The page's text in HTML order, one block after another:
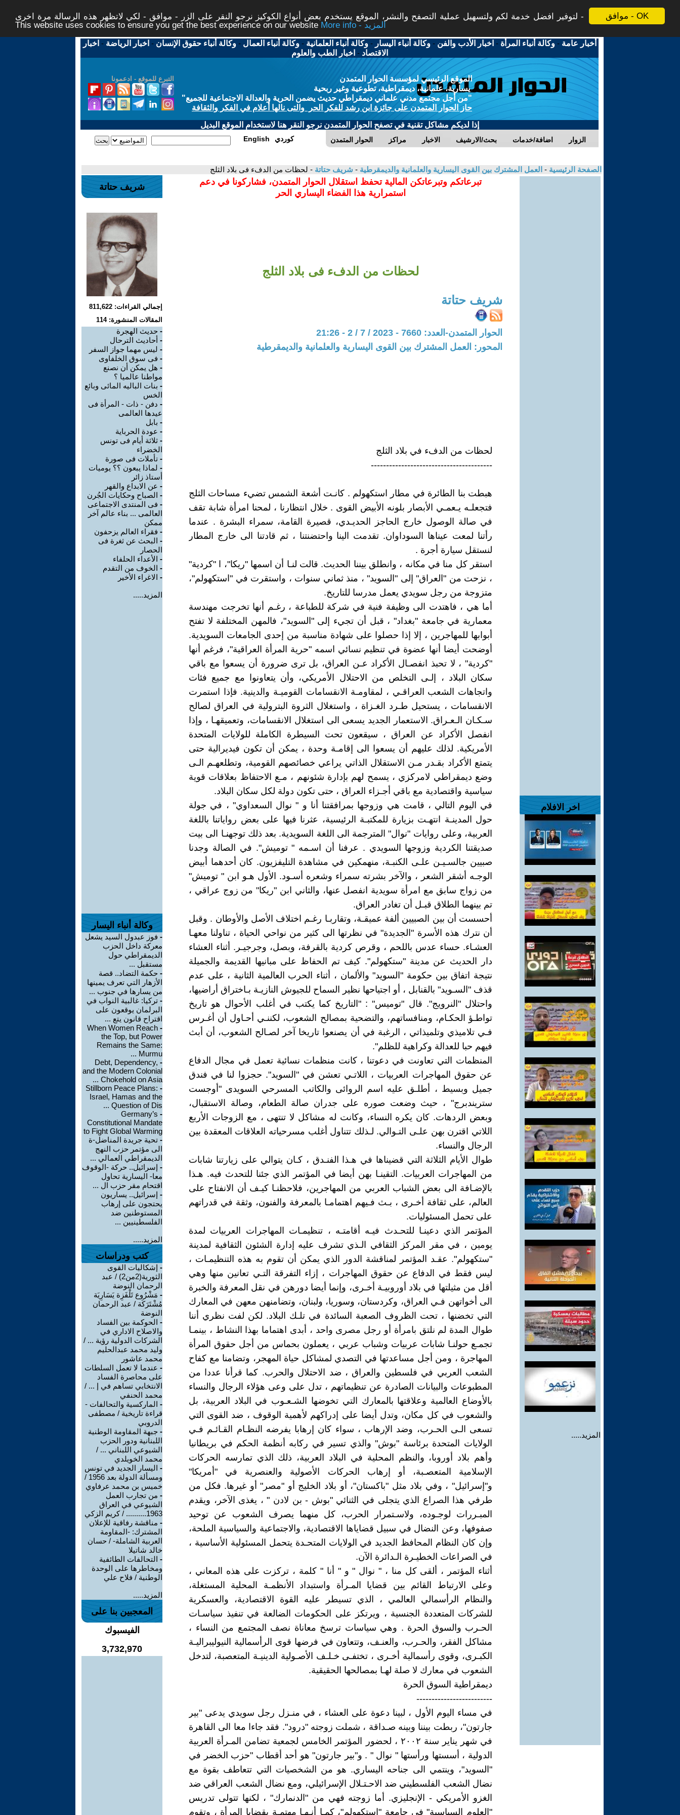
موافق - OK
لتوفير افضل خدمة لكم ولتسهيل عملية التصفح والنشر، الموقع يستخدم بعض أنواع الكوكيز نرجو النقر على الزر - موافق - لكي لاتظهر هذه الرسالة مرة اخرى -
This website uses cookies to ensure you get the best experience on our website
More info - المزيد
أخبار عامة -وكالة أنباء المرأة - اخبار الأدب والفن -وكالة أنباء اليسار -وكالة أنباء العلمانية -وكالة أنباء العمال -وكالة أنباء حقوق الإنسان - اخبار الرياضة - اخبار
الاقتصاد - اخبار الطب والعلوم
التبرع للموقع - ادعمونا
الموقع الرئيسي لمؤسسة الحوار المتمدن
يسارية، علمانية، ديمقراطية، تطوعية وغير ربحية
"من أجل مجتمع مدني علماني ديمقراطي حديث يضمن الحرية والعدالة الاجتماعية للجميع"
حاز الحوار المتمدن على جائزة ابن رشد للفكر الحر والتى نالها أعلام في الفكر والثقافة
إذا لديكم مشاكل تقنية في تصفح الحوار المتمدن نرجو النقر هنا لاستخدام الموقع البديل
الحوار المتمدن مراكز الاخبار بحث/الارشيف اضافة/خدمات الزوار English كوردي
الصفحة الرئيسية - العمل المشترك بين القوى اليسارية والعلمانية والديمقرطية - شريف حتاتة - لحظات من الدفء فى بلاد الثلج
اخر الافلام
المزيد.....
تبرعاتكم وتبرعاتكن المالية تحفظ استقلال الحوار المتمدن، فشاركونا في دعم
استمرارية هذا الفضاء اليساري الحر
لحظات من الدفء فى بلاد الثلج
شريف حتاتة
الحوار المتمدن-العدد: 7660 - 2023 / 7 / 2 - 21:26
المحور: العمل المشترك بين القوى اليسارية والعلمانية والديمقرطية
لحظات من الدفء في بلاد الثلج
----------------------------------------
هبطت بنا الطائرة في مطار استكهولم . كانـت أشعة الشمس تضيء مساحات الثلج
فتجعلـه يـعمـي الأبصار بلونه الأبيض القوى . خلال انتظارنا ، لمحنا امرأة شابة تقف
في صالة الوصول خارج الحاجز الحديـدي، قصيرة القامة، سمراء البشرة . عندما
رأتنا لمعت عيناها السوداوان. تقدمت الينا واحتضنتنا ، ثم قادتنا الى خارج المطار
لنستقل سيارة أجرة .
استقر كل منا في مكانه ، وانطلق بيننا الحديث. قالت لنـا أن اسمها "ريكا"، ا "كردية"
، نزحت من "العراق" إلى "السويد" ، منذ ثماني سنوات ، واستقرت في "استكهولم"،
متزوجة من رجل سويدي يعمل مدرسا للتاريخ.
أما هي ، فاهتدت الى وظيفة فنية في شركة للطباعة ، رغـم أنها تخرجت مهندسة
معمارية في جامعة "بغداد" ، قبل أن تجيء إلى "السويد"، فالمهن المختلفة لا تفتح
أبوابها للمهاجرين ، إلا إذا حصلوا على شهادة مناسبة من إحدى الجامعات السويدية.
أوضحت أيضا أنها عضوة في تنظيم نسائي اسمه "حرية المرأة العراقية"، فرغم أنها
"كردية" ، لا تحبذ انفصـال الأكراد عـن العراق، بل ترى ضرورة أن يسعوا مع باقي
سكان البلاد ، إلـى التخلص من الاحتلال الأمريكي، وأن يتعاونوا مع جميع فئات
واتجاهات الشعب العراقـي ، لمقاومـة الانقسامات القوميـة والدينية. فإذا استمرت
الانقسامات ، يستحيل طـرد الغـزاة ، واستغلال الثروة البترولية في العراق لصالح
سـكـان الـعـراق. الاستعمار الجديد يسعى الى استغلال الانقسامات، وتعميقهـا ، وإذا
انفصل الأكراد عن العراق ، سيقعون تحت السيطرة الكاملة للولايات المتحدة
الأمريكية. لذلك عليهم أن يسعوا الى إقامـة وحدة ، يمكن أن تكون فيديرالية حتى
يتمتع الأكراد بقـدر مـن الاستقلال الذاتي يراعي خصائصهم القومية، وتطلعهـم الـى
وضع ديمقراطي لامركزي ، يسمح لهم بإدارة شئونهم ، مـع الاحتفاظ بعلاقات قوية
سياسية واقتصادية مع باقي أجـزاء العراق ، حتى تكون دولة لكل سكان البلاد.
في اليوم التالي ، قامت هي وزوجها بمرافقتنا أنا و " نوال السعداوي" ، في جولة
حول المدينـة انتهـت بزيارة للمكتبـة الرئيسية، عثرنا فيها على بعض رواياتنا باللغة
العربية، وعلى روايات "نوال" المترجمة الى اللغة السويدية. بعد ذلك توجهنـا الى بيت
صديقتنا الكردية وزوجها السويدي . عرفنا أن اسـمه " توميش". في الصالة وجدنا
صبيين جالسـيـن علـى الكنبـة، منهمكين في مشاهدة التليفزيون. كان أحدهما أبيض
الوجـه أشقر الشعر ، والآخر بشرته سمراء وشعره أسـود. الأول هـو ابن " توميش"
من زواج سابق مع امرأة سويدية انفصل عنها، والثاني ابن "ريكا" من زوج عراقي ،
تم بينهما الطلاق قبـل أن تغادر العراق.
أحسست أن بين الصبيين ألفة عميقـة، وتقاربـا رغـم اختلاف الأصل والأوطان . وقبل
أن نترك هذه الأسرة "الجديدة" في نظرتها الى كثير من نواحي الحياة ، تناولنا معهـا
العشـاء. حساء عدس باللحم ، وقرص كردية بالقرفة، وبصل، وجرجيـر. أثناء العشاء
دار الحديث عن مدينة "ستكهولم". كيف تم الحفاظ على مبانيها القديمة والجميلة
نتيجة اتفاق بين حكومة "السويد" والألمان ، أثناء الحرب العالمية الثانية ، على عدم
قذف "السـويد" بالقنابل ، أو اجتياحها نظير السماح للجيوش النازيـة بـاختراق أراضيها،
واحتلال "النرويج". قال "توميس" : "التاريخ كما يكتب في أغلب الأحوال هو تاريخ
تواطـؤ الحكـام، ومنافساتهم، والتضحية بمصالح الشعوب، لكننـي أحـاول أن أغـرس
فـي تلاميذي وتلميذاتي ، الرغبة في أن يصنعوا تاريخا آخر لصـالح الشعوب، أن أبث
فيهم حبا للعدالة وكراهية للظلم".
المنظمات التي تعاونت في دعوتنا ، كانت منظمات نسائية تعمل في مجال الدفاع
عن حقوق المهاجرات العربيات ، اللاتـي تعشن في "السويد". حجزوا لنا في فندق
جميل وبسيط ، أطلـق عليه اسم الروائى والكاتب المسرحي السويدى "أوجست
ستریندبرج" ، حيث وضعت صوره على جدران صالة الطعام، وصالة الاستقبال،
وبعض الردهات. كان يكره النساء، وكانت له مشاكل لا تنتهى ، مع الزوجات الأربع
اللاتي اقترن بهن علـى التـوالي. لـذلك تتناول أغلب مسرحياته العلاقات المعقدة بين
الرجال والنساء.
طوال الأيام الثلاثة التي قضيناها في هـذا الفنـدق ، كـان يتوالي على زيارتنا شابات
من المهاجرات العربيات. التقينـا بهن أيضا في المؤتمر الذي جئنا للتحدث فيه. هـذا
بالإضـافة الى بعض الشباب العربي من المهاجرين، فلاحظنـا كيـف أن الانفتاح على
العالم، على ثقافة أخـرى ، بـث فـيهم اهتمامـا بالمعرفة والفنون، وثقة في قدراتهم
على تحمل المسئوليات.
المؤتمر الذي دعينـا للتحـدث فيـه أقامتـه ، تنظيمـات المهاجرات العربيات لمدة
يومين ، في مقر المركز الثقافي الـذي تشرف عليه إدارة الشئون الثقافية لمدينة
"ستكهولم". عقـد المؤتمر لمناقشة الدور الذي يمكن أن تقوم به هذه التنظيمـات ،
ليس فقط في الدفاع عن حقوق المهاجرات ، إزاء التفرقة التـي تعانين منها وهي
أقل من مثيلتها في بلاد أوروبيـة أخـرى، وإنما أيضا دورهن في نقل المعرفة والخبرة
الى أخواتهن فـي العراق، وكردستان، وسوريا، ولبنان، وتضامنهن معهن في المعارك
التي تخضنها ، تحت الظروف الصعبة السائدة في تلـك البلاد. لكن لفت نظري أننا
طوال المدة لم نلتق بامرأة أو رجل مصرى واحد ، أبدى اهتماما بهذا النشاط ، بينمـا
تجمـع حولنـا شابات عربيات وشباب عربي ، يعملون بحماس من أجل حقوق المرأة
المهاجرة ، ومن أجل مساعدتها في التصدي لمشاكل حياة المهجر، وتضامنا مع كفاح
الشعب العربي في فلسطين والعراق ، ضد الاحتلال والحرب. كما قرأنا عددا من
المطبوعات والبيانات الصادرة عن تنظيماتهم ، تدل على وعى هؤلاء الرجال والنساء
بالأوضاع العالمية وعلاقتها بالمعارك التي تخوضها الشـعـوب في البلاد العربية، بل
والشعوب في كل مكان، وتدل أيضا على إدراكهم لأهمية الوقوف ، ضد القوى التي
تسعى الـى الحـرب، وضد الإرهاب ، سواء كان إرهابا يفرضه النظـام القـائـم فـي
الولايات المتحدة برئاسة "بوش" والذي تسير في ركابه أنظمة الحكم في بريطانيا
وأهم بلاد أوروبا، والنظم المحلية في البلاد العربية، ذلك الذي تمارسه الحركات
الإسلامية المتعصـبة، أو إرهاب الحركات الأصولية والعنصرية في "أمريكا"
و"إسرائيل" ، وفي بلاد مثل "باكستان"، أو بلاد الخليج أو "مصر" أو غيرها. فكل من
طرفي هذا الصراع الذي يتجلى في الثنائي "بوش - بن لادن " ، يغذى الآخر، ويقدم
المبـررات لوجـوده، ولاسـتمرار الحرب، كل منهما يصرف الشعوب عن توحيد
صفوفها، وعن النضال في سبيل قضاياها الاقتصادية، والاجتماعية والسياسية الملحة،
وإن كان النظام المحافظ الجديد في الولايات المتحـدة يتحمل المسئولية الأساسية ،
في الصراعات الخطيـرة الـدائرة الآن.
أثناء المؤتمر ، ألقى كل منا ، " نوال " و " أنا " كلمة ، تركزت على هذه المعاني ،
وعلى الارتباط القائم بين قضايا المـرأة واستبداد الأنظمـة المحلية المستغلة،
والنظام الرأسمالي العالمي ، الذي تسيطر عليه القوة الاقتصادية، والعسكرية
للشركات المتعددة الجنسية ، ويرتكز على الحكومات الضالعة في تنفيذ سياسـات
الحـرب والسوق الحرة . وهي سياسات ترسخ معاناة نصف المجتمع من النساء ،
مشاكل الفقر، والحـرب، والعنـف، وتتعاون في فرضها قوى الرأسمالية النيوليبراليـة
الكبـرى، وقوى رأسمالية أخـرى ، تختفـى خـلـف الأصـولية الدينيـة المتعصبة، لتدخل
الشعوب في معارك لا صلة لهـا بمصالحها الحقيقية.
ديمقراطية السوق الحرة
-------------------------
في مساء اليوم الأول ، لبينا دعوة على العشاء ، في منـزل رجل سويدي يدعى "بير
جارتون"، ربطت بيننا وبينه صـداقة ، شملت زوجته "درود". فقد جاءا معا الى القاهرة
في شهر يناير سنة ٢٠٠٢ ، لحضور المؤتمر الخامس لجمعية تضامن المـرأة العربية
الدولية ، أسستها ورأستها " نوال " . و"بير جارتون" هو أحد أقطاب "حزب الخضر في
"السويد"، وينتمي الى جناحه اليساري. هو من الشخصيات التي تتعاطف بقوة مع
نضال الشعب الفلسطيني ضد الاحـتـلال الإسرائيلي، ومع نضال الشعب العراقي ضد
الغزو الأمريكي - الإنجليزي. أما زوجته فهي من "الدنمارك" ، لكنها تتولى تدريس
"العلوم السياسية" في جامعة "استكهولم"، كمـا أنـهـا مهتمـة بقضايا المرأة ، وتقوم
شريف حتاتة
إجمالي القراءات: 811,622
المقالات المنشورة: 114
- حديث الهجرة
- أحاديث الترحال
- ليس مهما جواز السفر
- فى سوق الخلفاوى
- هل يمكن أن نصنع
مواطنا عالميا ؟
- بنات الباليه المائى وبائع
الخس
- دفن - ذات - المرأة فى
عيدها العالمى
- بابل
- عودة الحرباية
- ثلاثة أيام فى تونس
الخضراء
- تأملات فى صورة
- لماذا يبعون ؟؟ يوميات
أستاذ زائر
- عن الابداع والقهر
- الصباح وحكايات الجُرن
- فى المنتدى الاجتماعى
العالمى ... بناء عالم آخر
ممكن
- فقراء العالم يزحفون
- البحث عن ثغرة فى
الحصار
- الأعداء الحلفاء
- الخوف من التقدم
- الاغراء الأخير
المزيد.....
وكالة أنباء اليسار
- فوز عبدول السيد يشعل
معركة داخل الحزب
الديمقراطي حول
مستقبل ...
- حكمة التضاد.. قصة
الأزهار التي تعرف يمينها
من يسارها في جنوب ...
- تركيا: غالبية النواب في
البرلمان يوقعون على
اقتراح قانون يتع ...
-
When Women Reach
the Top, but Power
Remains the Same:
Murmu ...
-
Debt, Dependency,
and the Modern Colonial
Chokehold on Asia ...
-
Stillborn Peace Plans:
Israel, Hamas and the
Question of Dis ...
-
Germany’s
Constitutional Mandate
to Fight Global Warming
- تحية جريدة المناضل-ة
الى مؤتمر حزب النهج
الديمقراطي العمالي ...
- إسرائيل.. حركة -الوقوف
معا- اليسارية تحاول
اقتحام مقر حزب ال ...
- إسرائيل.. يساريون
يحتجون على إرهاب
المستوطنين ضد
الفلسطينيين ...
المزيد.....
كتب ودراسات
- إشكاليات القوى
الثورية(2من2) / عبد
الرحمان النوضة
- مَشْرُوع تَلْفَزِة يَسَارِيَة
مُشْتَرَكَة / عبد الرحمان
النوضة
- الحوكمة بين الفساد
والاصلاح الاداري في
الشركات الدولية رؤية ... /
وليد محمد عبدالحليم
محمد عاشور
- عندما لا تعمل السلطات
على محاصرة الفساد
الانتخابي تساهم في إ ... /
محمد الحنفي
- الماركسية والتحالفات -
قراءة تاريخية / مصطفى
الدروبي
- جبهة المقاومة الوطنية
اللبنانية ودور الحزب
الشيوعي اللبناني ... /
محمد الخويلدي
- اليسار الجديد في تونس
ومسألة الدولة بعد 1956 /
خميس بن محمد عرفاوي
- من تجارب العمل
الشيوعي في العراق
1963.......... / كريم الزكي
- مناقشة رفاقية للإعلان
المشترك: -المقاومة
العربية الشاملة- / حسان
خالد شاتيلا
- التحالفات الطائفية
ومخاطرها على الوحدة
الوطنية / فلاح علي
المزيد.....
المعجبين بنا على
الفيسبوك
3,732,970